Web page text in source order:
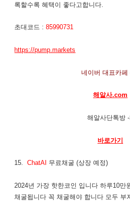
록할수록 혜택이 좋다고합니다.
초대코드 :85990731
https://pump.markets
네이버 대표카페
해알사.com
해알사단톡방
바로가기
15.ChatAI 무료채굴 (상장 예정)
2024년 가장 핫한코인 입니다 하루10만
채굴됩니다 꼭 채굴해야 합니다 모두 부